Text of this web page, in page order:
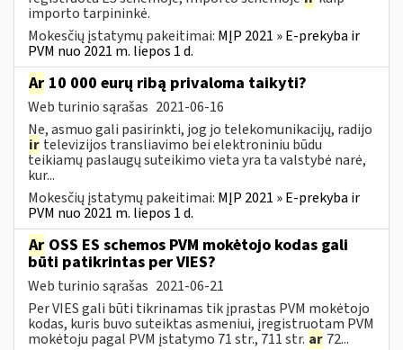
importo tarpininkė.
Mokesčių įstatymų pakeitimai: MĮP 2021 » E-prekyba ir
PVM nuo 2021 m. liepos 1 d.
Ar 10 000 eurų ribą privaloma taikyti?
Web turinio sąrašas 2021-06-16
Ne, asmuo gali pasirinkti, jog jo telekomunikacijų, radijo
ir televizijos transliavimo bei elektroniniu būdu
teikiamų paslaugų suteikimo vieta yra ta valstybė narė,
kur...
Mokesčių įstatymų pakeitimai: MĮP 2021 » E-prekyba ir
PVM nuo 2021 m. liepos 1 d.
Ar OSS ES schemos PVM mokėtojo kodas gali
būti patikrintas per VIES?
Web turinio sąrašas 2021-06-21
Per VIES gali būti tikrinamas tik įprastas PVM mokėtojo
kodas, kuris buvo suteiktas asmeniui, įregistruotam PVM
mokėtoju pagal PVM įstatymo 71 str., 711 str. ar 72...